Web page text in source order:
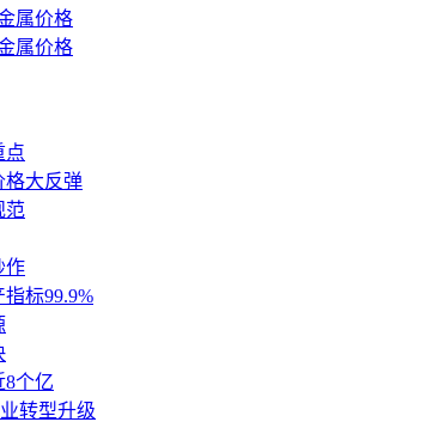
属价格
属价格
点
格大反弹
范
作
标99.9%
8个亿
转型升级